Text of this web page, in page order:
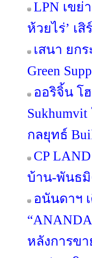
LPN เขย่
ห้วยไร่’ เ
เสนา ยก
Green
ออริจิ้น โ
กลยุทธ์
CP
บ้าน-พันธมิ
อนันดาฯ
หลังการขา